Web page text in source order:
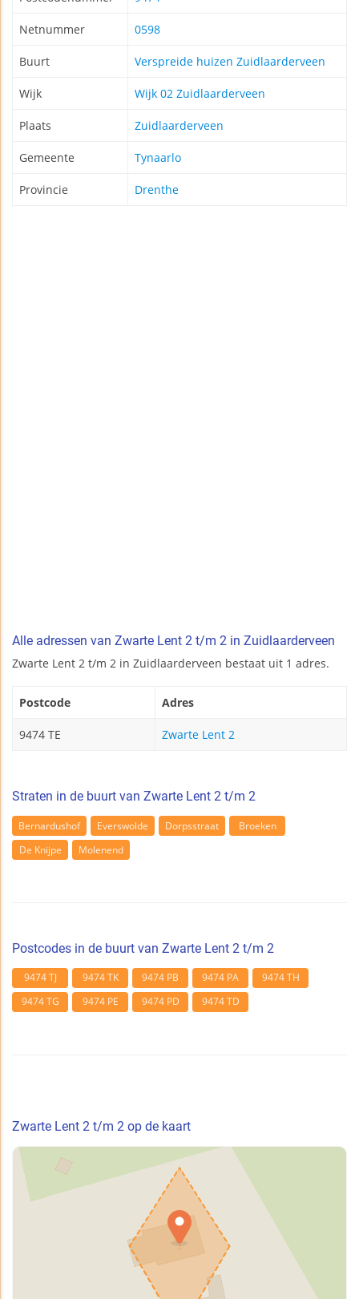
Netnummer 0598
Buurt Verspreide huizen Zuidlaarderveen
Wijk Wijk 02 Zuidlaarderveen
Plaats Zuidlaarderveen
Gemeente Tynaarlo
Provincie Drenthe
Alle adressen van Zwarte Lent 2 t/m 2 in Zuidlaarderveen
Zwarte Lent 2 t/m 2 in Zuidlaarderveen bestaat uit 1 adres.
Postcode Adres
9474 TE Zwarte Lent 2
Straten in de buurt van Zwarte Lent 2 t/m 2
Bernardushof Everswolde Dorpsstraat
Broeken
De Knijpe
Molenend
Postcodes in de buurt van Zwarte Lent 2 t/m 2
9474 TJ 9474 TK 9474 PB 9474 PA
9474 TH
9474 TG
9474 PE 9474 PD 9474 TD
Zwarte Lent 2 t/m 2 op de kaart